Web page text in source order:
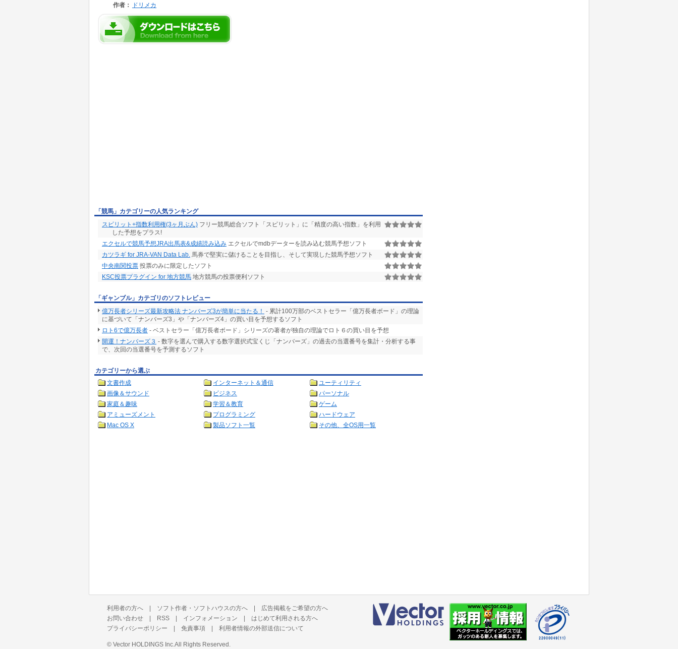
作者：
ドリメカ
「競馬」カテゴリーの人気ランキング
スピリット+指数利用権(3ヶ月ぶん) フリー競馬総合ソフト「スピリット」に「精度の高い指数」を利用
した予想をプラス!
エクセルで競馬予想JRA出馬表&成績読み込み エクセルでmdbデーターを読み込む競馬予想ソフト
カツラギ for JRA-VAN Data Lab. 馬券で堅実に儲けることを目指し、そして実現した競馬予想ソフト
中央南関投票 投票のみに限定したソフト
KSC投票プラグイン for 地方競馬 地方競馬の投票便利ソフト
「ギャンブル」カテゴリのソフトレビュー
億万長者シリーズ最新攻略法 ナンバーズ3が簡単に当たる！ - 累計100万部のベストセラー「億万長者ボード」の理論
に基づいて「ナンバーズ3」や「ナンバーズ4」の買い目を予想するソフト
ロト6で億万長者 - ベストセラー「億万長者ボード」シリーズの著者が独自の理論でロト６の買い目を予想
開運！ナンバーズ３ - 数字を選んで購入する数字選択式宝くじ「ナンバーズ」の過去の当選番号を集計・分析する事
で、次回の当選番号を予測するソフト
カテゴリーから選ぶ
文書作成
インターネット＆通信
ユーティリティ
画像＆サウンド
ビジネス
パーソナル
家庭＆趣味
学習＆教育
ゲーム
アミューズメント
プログラミング
ハードウェア
Mac OS X
製品ソフト一覧 その他、全OS用一覧
利用者の方へ | ソフト作者・ソフトハウスの方へ | 広告掲載をご希望の方へ
お問い合わせ | RSS | インフォメーション | はじめて利用される方へ
プライバシーポリシー | 免責事項 | 利用者情報の外部送信について
© Vector HOLDINGS Inc. All Rights Reserved.